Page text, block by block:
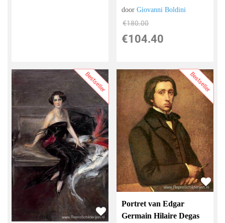
doorGiovanni Boldini
€180.00
€104.40
Bestseller Bestseller
Portret van Edgar
Germain Hilaire Degas